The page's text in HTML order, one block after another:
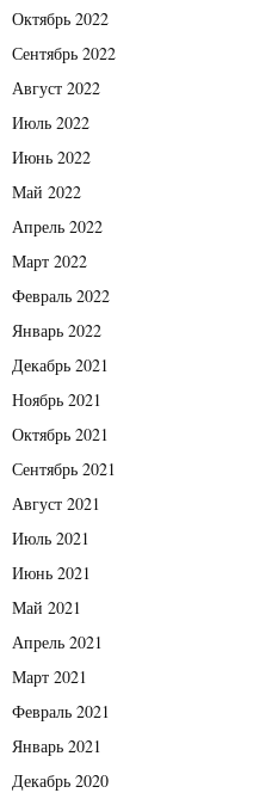
Октябрь 2022
Сентябрь 2022
Август 2022
Июль 2022
Июнь 2022
Май 2022
Апрель 2022
Март 2022
Февраль 2022
Январь 2022
Декабрь 2021
Ноябрь 2021
Октябрь 2021
Сентябрь 2021
Август 2021
Июль 2021
Июнь 2021
Май 2021
Апрель 2021
Март 2021
Февраль 2021
Январь 2021
Декабрь 2020